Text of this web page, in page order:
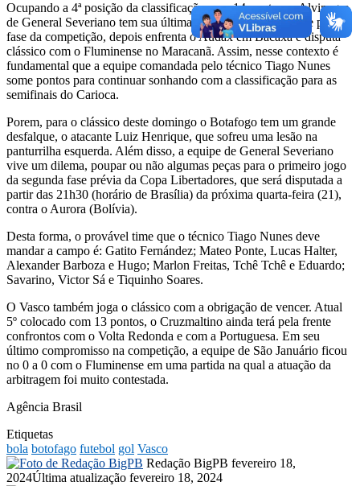
Ocupando a 4ª posição da classificação com 14 pontos, o Alvinegro
de General Severiano tem sua última partida como mandante pela 1ª
fase da competição, depois enfrenta o Audax em Bacaxá e disputa
clássico com o Fluminense no Maracanã. Assim, nesse contexto é
fundamental que a equipe comandada pelo técnico Tiago Nunes
some pontos para continuar sonhando com a classificação para as
semifinais do Carioca.
Porem, para o clássico deste domingo o Botafogo tem um grande
desfalque, o atacante Luiz Henrique, que sofreu uma lesão na
panturrilha esquerda. Além disso, a equipe de General Severiano
vive um dilema, poupar ou não algumas peças para o primeiro jogo
da segunda fase prévia da Copa Libertadores, que será disputada a
partir das 21h30 (horário de Brasília) da próxima quarta-feira (21),
contra o Aurora (Bolívia).
Desta forma, o provável time que o técnico Tiago Nunes deve
mandar a campo é: Gatito Fernández; Mateo Ponte, Lucas Halter,
Alexander Barboza e Hugo; Marlon Freitas, Tchê Tchê e Eduardo;
Savarino, Victor Sá e Tiquinho Soares.
O Vasco também joga o clássico com a obrigação de vencer. Atual
5º colocado com 13 pontos, o Cruzmaltino ainda terá pela frente
confrontos com o Volta Redonda e com a Portuguesa. Em seu
último compromisso na competição, a equipe de São Januário ficou
no 0 a 0 com o Fluminense em uma partida na qual a atuação da
arbitragem foi muito contestada.
Agência Brasil
Etiquetas
bola botofago futebol gol Vasco
Redação BigPB Mande
fevereiro 18,
2024Última atualização fevereiro 18, 2024